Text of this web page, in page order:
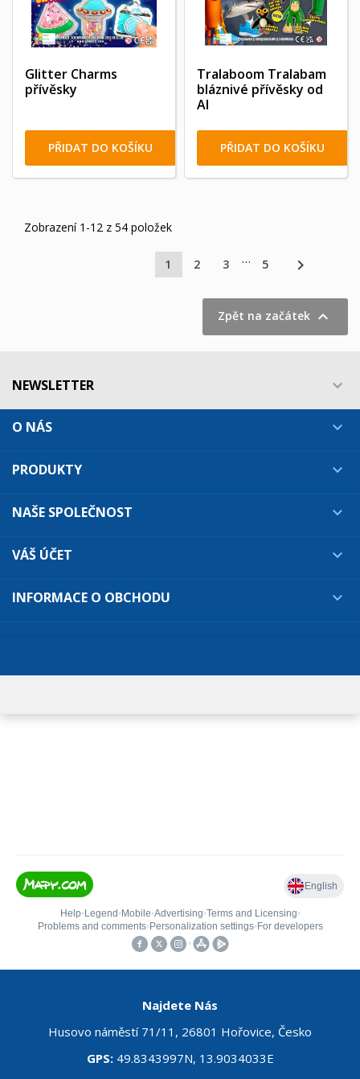
Glitter Charms
přívěsky
PŘIDAT DO KOŠÍKU
Tralaboom Tralabam
bláznivé přívěsky od
AI
PŘIDAT DO KOŠÍKU
Zobrazení 1-12 z 54 položek
1 2 3 … 5 
Zpět na začátek 
NEWSLETTER 
O NÁS 
PRODUKTY 
NAŠE SPOLEČNOST 
VÁŠ ÚČET 
INFORMACE O OBCHODU 
Najdete Nás
Husovo náměstí 71/11, 26801 Hořovice, Česko
GPS:49.8343997N, 13.9034033E